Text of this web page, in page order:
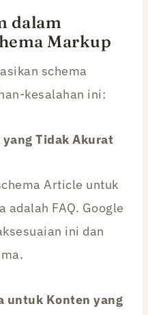
dalam
Markup
schema
kesalahan ini:
yang Tidak Akurat
Article untuk
adalah FAQ. Google
ini dan
untuk Konten yang